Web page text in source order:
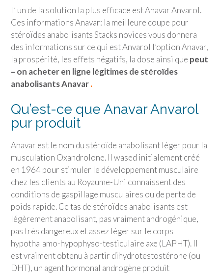
L’ un de la solution la plus efficace est Anavar Anvarol.
Ces informations Anavar: la meilleure coupe pour
stéroïdes anabolisants Stacks novices vous donnera
des informations sur ce qui est Anvarol l’option Anavar,
la prospérité, les effets négatifs, la dose ainsi que peut
– on acheter en ligne légitimes de stéroïdes
anabolisants Anavar.
Qu’est-ce que Anavar Anvarol
pur produit
Anavar est le nom du stéroïde anabolisant léger pour la
musculation Oxandrolone. Il wased initialement créé
en 1964 pour stimuler le développement musculaire
chez les clients au Royaume-Uni connaissent des
conditions de gaspillage musculaires ou de perte de
poids rapide. Ce tas de stéroïdes anabolisants est
légèrement anabolisant, pas vraiment androgénique,
pas très dangereux et assez léger sur le corps
hypothalamo-hypophyso-testiculaire axe (LAPHT). Il
est vraiment obtenu à partir dihydrotestostérone (ou
DHT), un agent hormonal androgène produit